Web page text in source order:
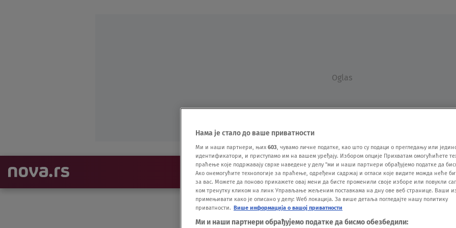
Oglas
NAJNOVIJE VESTI SHOW SPORT VIDEO NOVA BAZA
Нама је стало до ваше приватности
Ми и наши партнери, њих 603, чувамо личне податке, као што су подаци о прегледању или
идентификатори, и приступамо им на вашем уређају. Избором опције Прихватам омогућићете
праћење које подржавају сврхе наведене у делу "ми и наши партнери обрађујемо податке да
Ако онемогућите технологије за праћење, одређени садржај и огласи које видите можда неће
за вас. Можете да поново прикажете овај мени да бисте променили своје изборе или повукли
ком тренутку кликом на линк Управљање жељеним поставкама на дну ове веб странице. Ваши
примењивати како је описано у делу: Wеб локација. За више детаља погледајте нашу политику
приватности. Више информација о вашој приватности
Ми и наши партнери обрађујемо податке да бисмо обезбедили: